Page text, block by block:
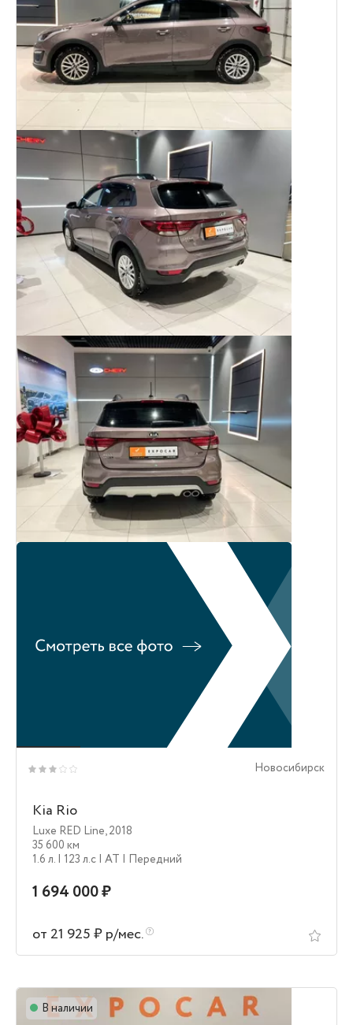
Новосибирск
Kia Rio
Luxe RED Line,2018
35 600 км
1.6 л. | 123 л.c | AT | Передний
1 694 000 ₽
от 21 925 ₽ р/мес.
В наличии